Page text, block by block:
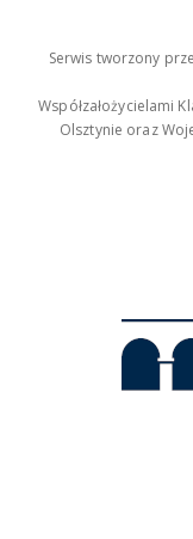
Serwis tworzony
Współzałożycielami
Olsztynie oraz